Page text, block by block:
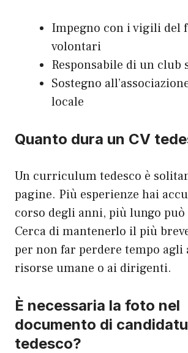
Impegno con i vigili del
volontari
Responsabile di un club
Sostegno
locale
Quanto dura un CV
Un curriculum tedesco è
pagine. Più esperienze hai
corso degli anni, più lungo può
Cerca di mantenerlo il più
per non far perdere tempo agli
risorse umane o ai dirigenti.
È necessaria la foto nel
documento di
tedesco?